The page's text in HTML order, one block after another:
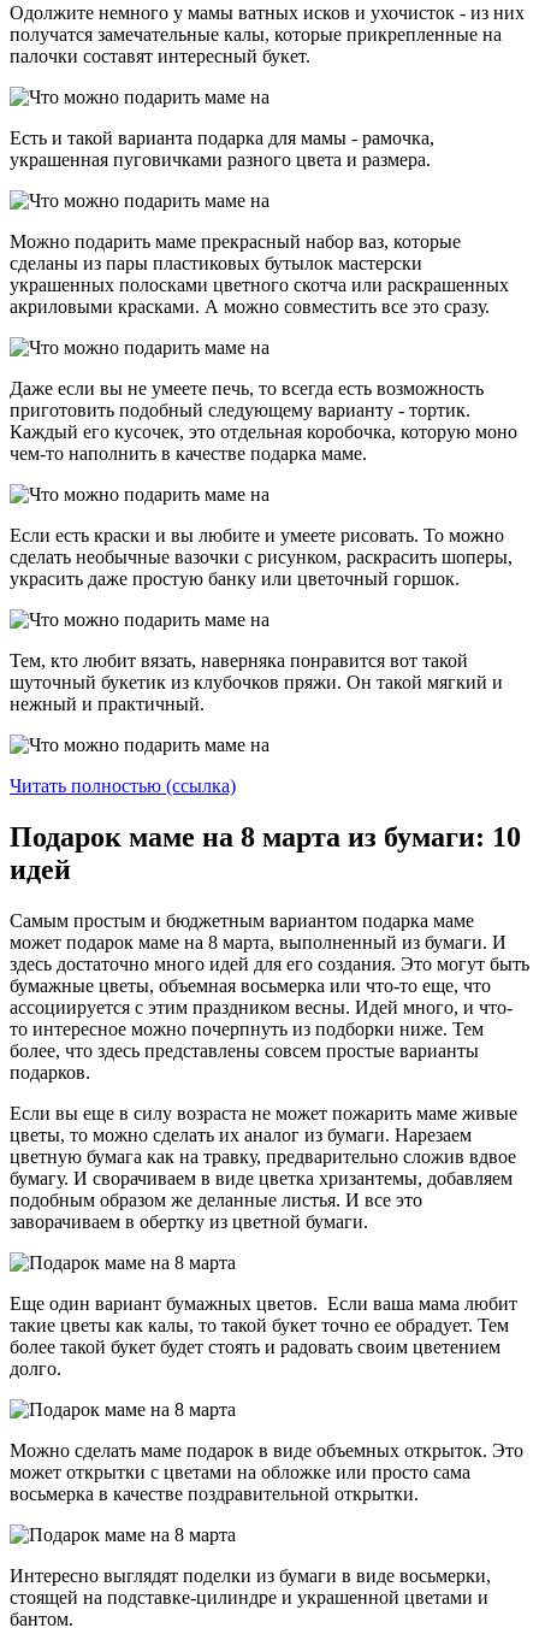
Одолжите немного у мамы ватных исков и ухочисток - из них
получатся замечательные калы, которые прикрепленные на
палочки составят интересный букет.
Есть и такой варианта подарка для мамы - рамочка,
украшенная пуговичками разного цвета и размера.
Можно подарить маме прекрасный набор ваз, которые
сделаны из пары пластиковых бутылок мастерски
украшенных полосками цветного скотча или раскрашенных
акриловыми красками. А можно совместить все это сразу.
Даже если вы не умеете печь, то всегда есть возможность
приготовить подобный следующему варианту - тортик.
Каждый его кусочек, это отдельная коробочка, которую моно
чем-то наполнить в качестве подарка маме.
Если есть краски и вы любите и умеете рисовать. То можно
сделать необычные вазочки с рисунком, раскрасить шоперы,
украсить даже простую банку или цветочный горшок.
Тем, кто любит вязать, наверняка понравится вот такой
шуточный букетик из клубочков пряжи. Он такой мягкий и
нежный и практичный.
Читать полностью (ссылка)
Подарок маме на 8 марта из бумаги: 10
идей
Самым простым и бюджетным вариантом подарка маме
может подарок маме на 8 марта, выполненный из бумаги. И
здесь достаточно много идей для его создания. Это могут быть
бумажные цветы, объемная восьмерка или что-то еще, что
ассоциируется с этим праздником весны. Идей много, и что-
то интересное можно почерпнуть из подборки ниже. Тем
более, что здесь представлены совсем простые варианты
подарков.
Если вы еще в силу возраста не может пожарить маме живые
цветы, то можно сделать их аналог из бумаги. Нарезаем
цветную бумага как на травку, предварительно сложив вдвое
бумагу. И сворачиваем в виде цветка хризантемы, добавляем
подобным образом же деланные листья. И все это
заворачиваем в обертку из цветной бумаги.
Еще один вариант бумажных цветов. Если ваша мама любит
такие цветы как калы, то такой букет точно ее обрадует. Тем
более такой букет будет стоять и радовать своим цветением
долго.
Можно сделать маме подарок в виде объемных открыток. Это
может открытки с цветами на обложке или просто сама
восьмерка в качестве поздравительной открытки.
Интересно выглядят поделки из бумаги в виде восьмерки,
стоящей на подставке-цилиндре и украшенной цветами и
бантом.